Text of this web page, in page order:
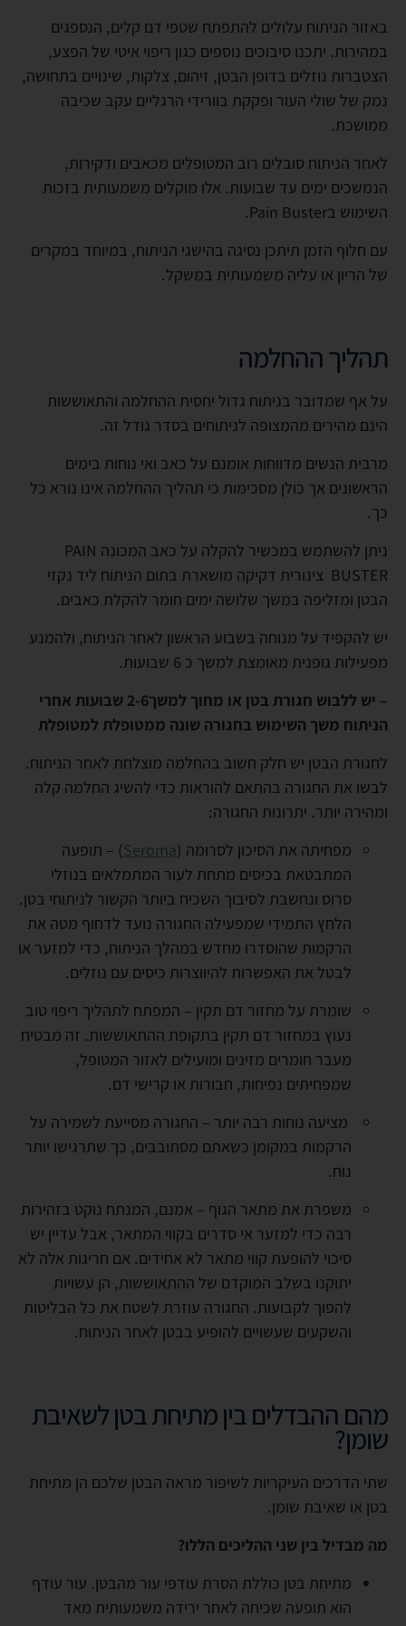
באזור הניתוח עלולים להתפתח שטפי דם קלים, הנספגים
במהירות. יתכנו סיבוכים נוספים כגון ריפוי איטי של הפצע,
הצטברות נוזלים בדופן הבטן, זיהום, צלקות, שינויים בתחושה,
נמק של שולי העור ופקקת בוורידי הרגליים עקב שכיבה
ממושכת.
לאחר הניתוח סובלים רוב המטופלים מכאבים ודקירות,
הנמשכים ימים עד שבועות. אלו מוקלים משמעותית בזכות
השימוש בPain Buster.
עם חלוף הזמן תיתכן נסיגה בהישגי הניתוח, במיוחד במקרים
של הריון או עליה משמעותית במשקל.
תהליך ההחלמה
על אף שמדובר בניתוח גדול יחסית ההחלמה והתאוששות
הינם מהירים מהמצופה לניתוחים בסדר גודל זה.
מרבית הנשים מדווחות אומנם על כאב ואי נוחות בימים
הראשונים אך כולן מסכימות כי תהליך ההחלמה אינו נורא כל
כך.
ניתן להשתמש במכשיר להקלה על כאב המכונה PAIN
BUSTER צינורית דקיקה מושארת בתום הניתוח ליד נקזי
הבטן ומזליפה במשך שלושה ימים חומר להקלת כאבים.
יש להקפיד על מנוחה בשבוע הראשון לאחר הניתוח, ולהמנע
מפעילות גופנית מאומצת למשך כ 6 שבועות.
– יש ללבוש חגורת בטן או מחוך למשך2-6 שבועות אחרי
הניתוח משך השימוש בחגורה שונה ממטופלת למטופלת
לחגורת הבטן יש חלק חשוב בהחלמה מוצלחת לאחר הניתוח.
לבשו את החגורה בהתאם להוראות כדי להשיג החלמה קלה
ומהירה יותר. יתרונות החגורה:
מפחיתה את הסיכון לסרומה (Seroma) – תופעה
המתבטאת בכיסים מתחת לעור המתמלאים בנוזלי
סרוס ונחשבת לסיבוך השכיח ביותר הקשור לניתוחי בטן.
הלחץ התמידי שמפעילה החגורה נועד לדחוף מטה את
הרקמות שהוסדרו מחדש במהלך הניתוח, כדי למזער או
לבטל את האפשרות להיווצרות כיסים עם נוזלים.
שומרת על מחזור דם תקין – המפתח לתהליך ריפוי טוב
נעוץ במחזור דם תקין בתקופת ההתאוששות. זה מבטיח
מעבר חומרים מזינים ומועילים לאזור המטופל,
שמפחיתים נפיחות, חבורות או קרישי דם.
מציעה נוחות רבה יותר – החגורה מסייעת לשמירה על
הרקמות במקומן כשאתם מסתובבים, כך שתרגישו יותר
נוח.
משפרת את מתאר הגוף – אמנם, המנתח נוקט בזהירות
רבה כדי למזער אי סדרים בקווי המתאר, אבל עדיין יש
סיכוי להופעת קווי מתאר לא אחידים. אם חריגות אלה לא
יתוקנו בשלב המוקדם של ההתאוששות, הן עשויות
להפוך לקבועות. החגורה עוזרת לשטח את כל הבליטות
והשקעים שעשויים להופיע בבטן לאחר הניתוח.
מהם ההבדלים בין מתיחת בטן לשאיבת
שומן?
שתי הדרכים העיקריות לשיפור מראה הבטן שלכם הן מתיחת
בטן או שאיבת שומן.
מה מבדיל בין שני ההליכים הללו?
מתיחת בטן כוללת הסרת עודפי עור מהבטן. עור עודף
הוא תופעה שכיחה לאחר ירידה משמעותית מאד